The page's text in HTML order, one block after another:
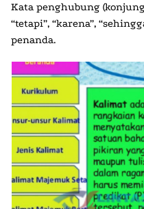
Kata penghubung
“tetapi”, “karena”,
penanda.